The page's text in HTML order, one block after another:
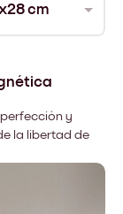
cm
y
la libertad de